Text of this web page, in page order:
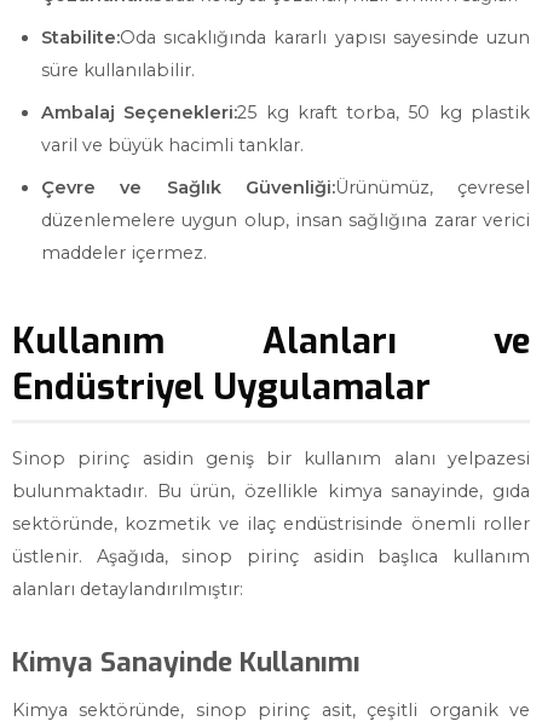
Stabilite:Oda sıcaklığında kararlı yapısı sayesinde uzun
süre kullanılabilir.
Ambalaj Seçenekleri:25 kg kraft torba, 50 kg plastik
varil ve büyük hacimli tanklar.
Çevre ve Sağlık Güvenliği:Ürünümüz, çevresel
düzenlemelere uygun olup, insan sağlığına zarar verici
maddeler içermez.
Kullanım Alanları ve
Endüstriyel Uygulamalar
Sinop pirinç asidin geniş bir kullanım alanı yelpazesi
bulunmaktadır. Bu ürün, özellikle kimya sanayinde, gıda
sektöründe, kozmetik ve ilaç endüstrisinde önemli roller
üstlenir. Aşağıda, sinop pirinç asidin başlıca kullanım
alanları detaylandırılmıştır:
Kimya Sanayinde Kullanımı
Kimya sektöründe, sinop pirinç asit, çeşitli organik ve